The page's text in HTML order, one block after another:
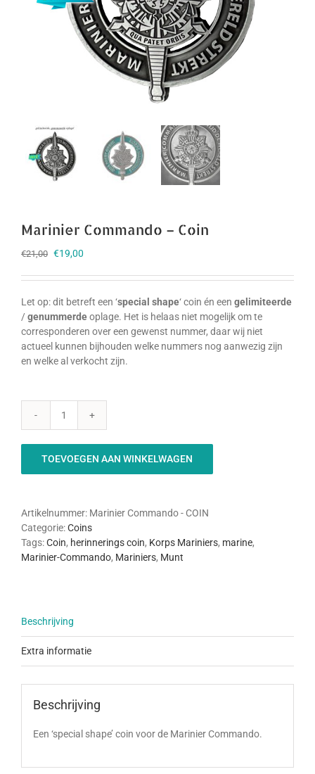
Marinier Commando – Coin
€21,00 Oorspronkelijke
was:
€21,00.
€19,00
is:
€19,00.
Let op: dit betreft een ‘special shape‘ coin én een gelimiteerde
/genummerdeoplage. Het is helaas niet mogelijk om te
corresponderen over een gewenst nummer, daar wij niet
actueel kunnen bijhouden welke nummers nog aanwezig zijn
en welke al verkocht zijn.
Marinier
Coin
TOEVOEGEN AAN WINKELWAGEN
Artikelnummer: Marinier Commando - COIN
Categorie:Coins
Tags:Coin, herinnerings coin, Korps Mariniers, marine,
Marinier-Commando, Mariniers, Munt
Beschrijving
Extra informatie
Beschrijving
Een ‘special shape’ coin voor de Marinier Commando.